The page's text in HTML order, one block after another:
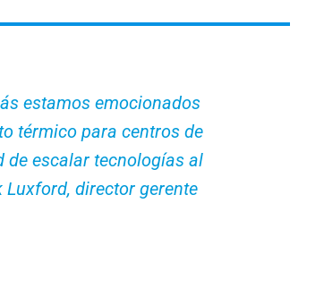
estamos emocionados
térmico para centros de
escalar tecnologías al
director gerente